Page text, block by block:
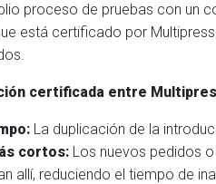
proceso de pruebas con un
está certificado por
certificada entre
La duplicación de la
cortos: Los nuevos pedidos
allí, reduciendo el tiempo de